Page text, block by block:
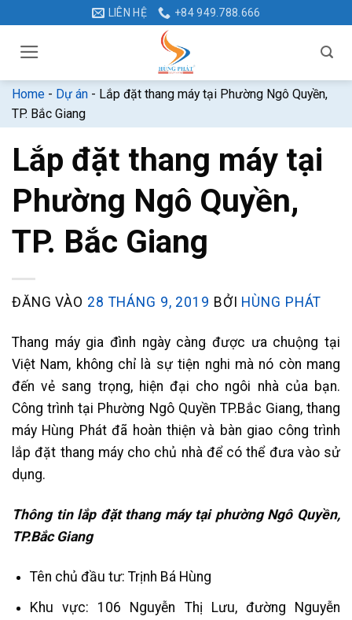
dung
LIÊN HỆ +84 949.788.666
Home - Dự án - Lắp đặt thang máy tại Phường Ngô Quyền,
TP. Bắc Giang
Lắp đặt thang máy tại
Phường Ngô Quyền,
TP. Bắc Giang
ĐĂNG VÀO 28 THÁNG 9, 2019 BỞI HÙNG PHÁT
Thang máy gia đình ngày càng được ưa chuộng tại
Việt Nam, không chỉ là sự tiện nghi mà nó còn mang
đến vẻ sang trọng, hiện đại cho ngôi nhà của bạn.
Công trình tại Phường Ngô Quyền TP.Bắc Giang, thang
máy Hùng Phát đã hoàn thiện và bàn giao công trình
lắp đặt thang máy cho chủ nhà để có thể đưa vào sử
dụng.
Thông tin lắp đặt thang máy tại phường Ngô Quyền,
TP.Bắc Giang
Tên chủ đầu tư: Trịnh Bá Hùng
Khu vực: 106 Nguyễn Thị Lưu, đường Nguyễn